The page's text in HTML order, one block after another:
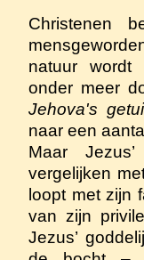
Christenen
natuur wordt
onder meer
Jehova's
naar een
Maar
vergelijken
loopt met zijn
van zijn
Jezus’